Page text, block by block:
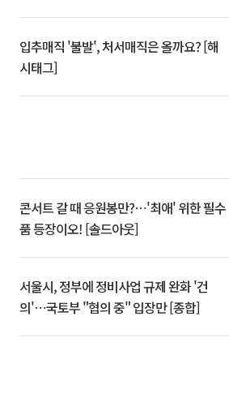
입추매직 '불발', 처서매직은 올까요? [해
시태그]
콘서트 갈 때 응원봉만?⋯'최애' 위한 필수
품 등장이오! [솔드아웃]
서울시, 정부에 정비사업 규제 완화 '건
의'⋯국토부 "협의 중" 입장만 [종합]